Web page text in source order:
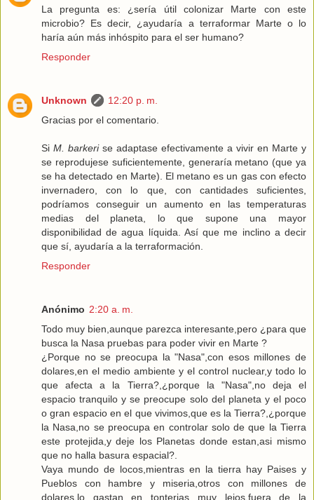
La pregunta es: ¿sería útil colonizar Marte con este
microbio? Es decir, ¿ayudaría a terraformar Marte o lo
haría aún más inhóspito para el ser humano?
Responder
Unknown
12:20 p. m.
Gracias por el comentario.
Si M. barkerise adaptase efectivamente a vivir en Marte y
se reprodujese suficientemente, generaría metano (que ya
se ha detectado en Marte). El metano es un gas con efecto
invernadero, con lo que, con cantidades suficientes,
podríamos conseguir un aumento en las temperaturas
medias del planeta, lo que supone una mayor
disponibilidad de agua líquida. Así que me inclino a decir
que sí, ayudaría a la terraformación.
Responder
Anónimo 2:20 a. m.
Todo muy bien,aunque parezca interesante,pero ¿para que
busca la Nasa pruebas para poder vivir en Marte ?
¿Porque no se preocupa la "Nasa",con esos millones de
dolares,en el medio ambiente y el control nuclear,y todo lo
que afecta a la Tierra?,¿porque la "Nasa",no deja el
espacio tranquilo y se preocupe solo del planeta y el poco
o gran espacio en el que vivimos,que es la Tierra?,¿porque
la Nasa,no se preocupa en controlar solo de que la Tierra
este protejida,y deje los Planetas donde estan,asi mismo
que no halla basura espacial?.
Vaya mundo de locos,mientras en la tierra hay Paises y
Pueblos con hambre y miseria,otros con millones de
dolares,lo gastan en tonterias muy lejos,fuera de la